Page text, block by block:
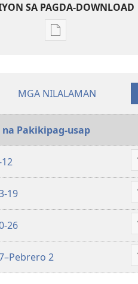
SA PAGDA-DOWNLOAD
Opsiyon
ng
SA
MINISTERYO
MGA NILALAMAN
na Pakikipag-usap
19
26
2